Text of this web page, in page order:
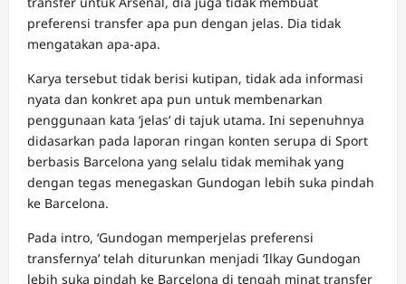
preferensi transfer apa pun dengan jelas. Dia tidak
mengatakan apa-apa.
Karya tersebut tidak berisi kutipan, tidak ada informasi
nyata dan konkret apa pun untuk membenarkan
penggunaan kata ‘jelas’ di tajuk utama. Ini sepenuhnya
didasarkan pada laporan ringan konten serupa di Sport
berbasis Barcelona yang selalu tidak memihak yang
dengan tegas menegaskan Gundogan lebih suka pindah
ke Barcelona.
Pada intro, ‘Gundogan memperjelas preferensi
transfernya’ telah diturunkan menjadi ‘Ilkay Gundogan
lebih suka pindah ke Barcelona di tengah minat transfer